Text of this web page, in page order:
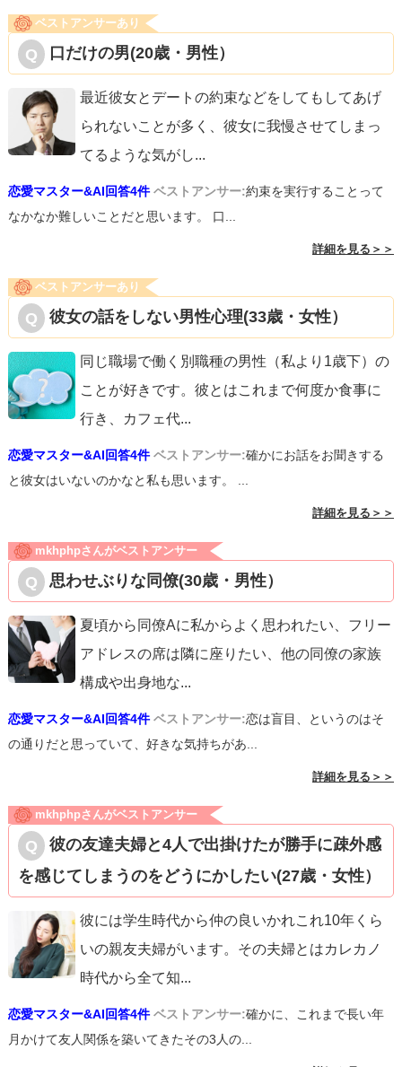
ベストアンサーあり
口だけの男(20歳・男性）
最近彼女とデートの約束などをしてもしてあげ
られないことが多く、彼女に我慢させてしまっ
てるような気がし...
恋愛マスター&AI回答4件 ベストアンサー:約束を実行することって
なかなか難しいことだと思います。 口...
詳細を見る＞＞
ベストアンサーあり
彼女の話をしない男性心理(33歳・女性）
同じ職場で働く別職種の男性（私より1歳下）の
ことが好きです。彼とはこれまで何度か食事に
行き、カフェ代...
恋愛マスター&AI回答4件 ベストアンサー:確かにお話をお聞きする
と彼女はいないのかなと私も思います。 ...
詳細を見る＞＞
mkhphpさんがベストアンサー
思わせぶりな同僚(30歳・男性）
夏頃から同僚Aに私からよく思われたい、フリー
アドレスの席は隣に座りたい、他の同僚の家族
構成や出身地な...
恋愛マスター&AI回答4件 ベストアンサー:恋は盲目、というのはそ
の通りだと思っていて、好きな気持ちがあ...
詳細を見る＞＞
mkhphpさんがベストアンサー
彼の友達夫婦と4人で出掛けたが勝手に疎外感
を感じてしまうのをどうにかしたい(27歳・女性）
彼には学生時代から仲の良いかれこれ10年くら
いの親友夫婦がいます。その夫婦とはカレカノ
時代から全て知...
恋愛マスター&AI回答4件 ベストアンサー:確かに、これまで長い年
月かけて友人関係を築いてきたその3人の...